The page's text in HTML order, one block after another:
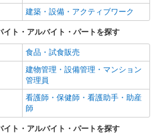
建築・設備・アクティブワーク
ト・アルバイト・パートを探す
食品・試食販売
建物管理・設備管理・マンション
管理員
看護師・保健師・看護助手・助産
師
ト・アルバイト・パートを探す